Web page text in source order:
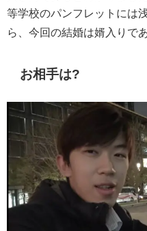
等学校のパンフレットには
ら、今回の結婚は婿入りで
お相手は?